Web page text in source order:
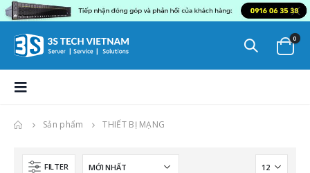
0
Sản phẩm THIẾT BỊ MẠNG
FILTER